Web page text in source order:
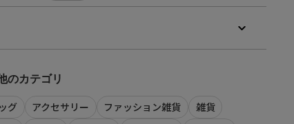
）
ング
のカテゴリ
グ アクセサリー ファッション雑貨
雑貨